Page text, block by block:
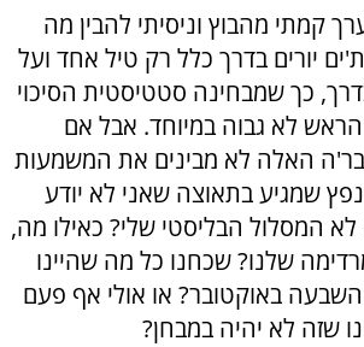
קמתי מהבוץ וניסיתי להבין מה
יורים בדרך כלל רק טיל אחד ועל
כך שמבחינה סטטיסטית הסיכוי
הראש לא גבוה במיוחד. אבל אם
האלה לא מבינים את המשמעות
שמגיע בתאוצה שאני לא יודע
לא המסלול הבליסטי שלי? כאילו מה,
שלנו? שכחנו כל מה שהיינו
השבעה באוקטובר? או אולי אף פעם
שזה לא יהיה במבחן?